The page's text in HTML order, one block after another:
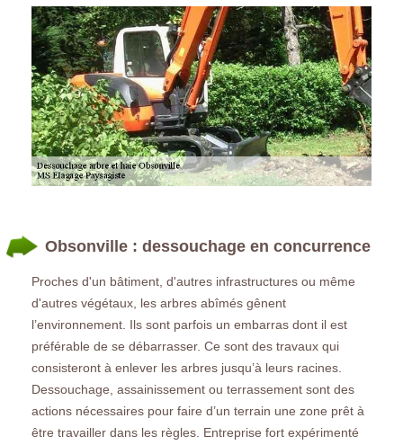
Obsonville : dessouchage en concurrence
Proches d'un bâtiment, d'autres infrastructures ou même
d'autres végétaux, les arbres abîmés gênent
l’environnement. Ils sont parfois un embarras dont il est
préférable de se débarrasser. Ce sont des travaux qui
consisteront à enlever les arbres jusqu’à leurs racines.
Dessouchage, assainissement ou terrassement sont des
actions nécessaires pour faire d’un terrain une zone prêt à
être travailler dans les règles. Entreprise fort expérimenté